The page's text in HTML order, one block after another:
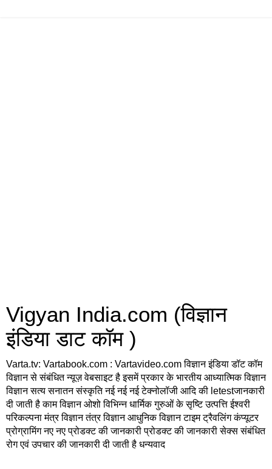
Vigyan India.com (विज्ञान
इंडिया डाट कॉम )
Varta.tv: Vartabook.com : Vartavideo.com विज्ञान इंडिया डॉट कॉम
विज्ञान से संबंधित न्यूज़ वेबसाइट है इसमें प्रकार के भारतीय आध्यात्मिक विज्ञान
विज्ञान सत्य सनातन संस्कृति नई नई नई टेक्नोलॉजी आदि की letestजानकारी
दी जाती है काम विज्ञान ओशो विभिन्न धार्मिक गुरुओं के सृष्टि उत्पत्ति ईश्वरी
परिकल्पना मंत्र विज्ञान तंत्र विज्ञान आधुनिक विज्ञान टाइम ट्रैवलिंग कंप्यूटर
प्रोग्रामिंग नए नए प्रोडक्ट की जानकारी प्रोडक्ट की जानकारी सेक्स संबंधित
रोग एवं उपचार की जानकारी दी जाती है धन्यवाद